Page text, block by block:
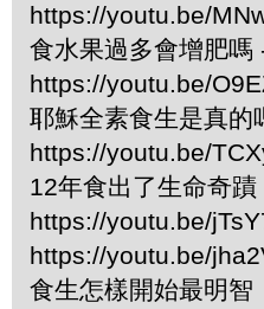
https://youtu.be/
食水果過多會增肥嗎
https://youtu.be/
耶穌全素食生是真
https://youtu.be/
12年食出了生命奇
https://youtu.be/
https://youtu.be/
食生怎樣開始最明